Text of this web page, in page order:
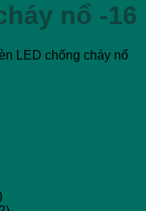
nổ -16
LED chống cháy nổ